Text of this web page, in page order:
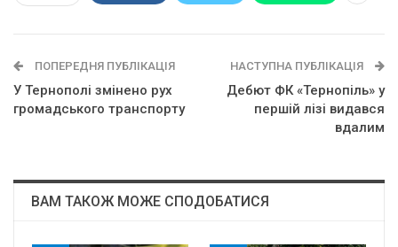
ПОПЕРЕДНЯ ПУБЛІКАЦІЯ
У Тернополі змінено рух
громадського транспорту
НАСТУПНА ПУБЛІКАЦІЯ
Дебют ФК «Тернопіль» у
першій лізі видався
вдалим
ВАМ ТАКОЖ МОЖЕ СПОДОБАТИСЯ